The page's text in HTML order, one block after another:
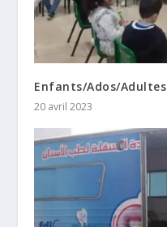
Enfants/Ados/Adultes
20 avril 2023